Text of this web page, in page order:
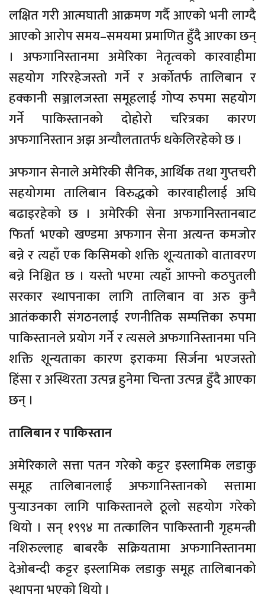
लक्षित गरी आत्मघाती आक्रमण गर्दै आएको भनी लाग्दै
आएको आरोप समय–समयमा प्रमाणित हुँदै आएका छन्
। अफगानिस्तानमा अमेरिका नेतृत्वको कारवाहीमा
सहयोग गरिरहेजस्तो गर्ने र अर्कोतर्फ तालिबान र
हक्कानी सञ्जालजस्ता समूहलाई गोप्य रुपमा सहयोग
गर्ने पाकिस्तानको दोहोरो चरित्रका कारण
अफगानिस्तान अझ अन्यौलतातर्फ धकेलिरहेको छ ।
अफगान सेनाले अमेरिकी सैनिक, आर्थिक तथा गुप्तचरी
सहयोगमा तालिबान विरुद्धको कारवाहीलाई अघि
बढाइरहेको छ । अमेरिकी सेना अफगानिस्तानबाट
फिर्ता भएको खण्डमा अफगान सेना अत्यन्त कमजोर
बन्ने र त्यहाँ एक किसिमको शक्ति शून्यताको वातावरण
बन्ने निश्चित छ । यस्तो भएमा त्यहाँ आफ्नो कठपुतली
सरकार स्थापनाका लागि तालिबान वा अरु कुनै
आतंककारी संगठनलाई रणनीतिक सम्पत्तिका रुपमा
पाकिस्तानले प्रयोग गर्ने र त्यसले अफगानिस्तानमा पनि
शक्ति शून्यताका कारण इराकमा सिर्जना भएजस्तो
हिंसा र अस्थिरता उत्पन्न हुनेमा चिन्ता उत्पन्न हुँदै आएका
छन् ।
तालिबान र पाकिस्तान
अमेरिकाले सत्ता पतन गरेको कट्टर इस्लामिक लडाकु
समूह तालिबानलाई अफगानिस्तानको सत्तामा
पुर्‍याउनका लागि पाकिस्तानले ठूलो सहयोग गरेको
थियो । सन् १९९४ मा तत्कालिन पाकिस्तानी गृहमन्त्री
नशिरुल्लाह बाबरकै सक्रियतामा अफगानिस्तानमा
देओबन्दी कट्टर इस्लामिक लडाकु समूह तालिबानको
स्थापना भएको थियो ।